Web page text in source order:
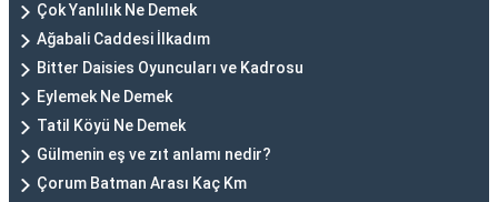
Çok Yanlılık Ne Demek
Ağabali Caddesi İlkadım
Bitter Daisies Oyuncuları ve Kadrosu
Eylemek Ne Demek
Tatil Köyü Ne Demek
Gülmenin eş ve zıt anlamı nedir?
Çorum Batman Arası Kaç Km